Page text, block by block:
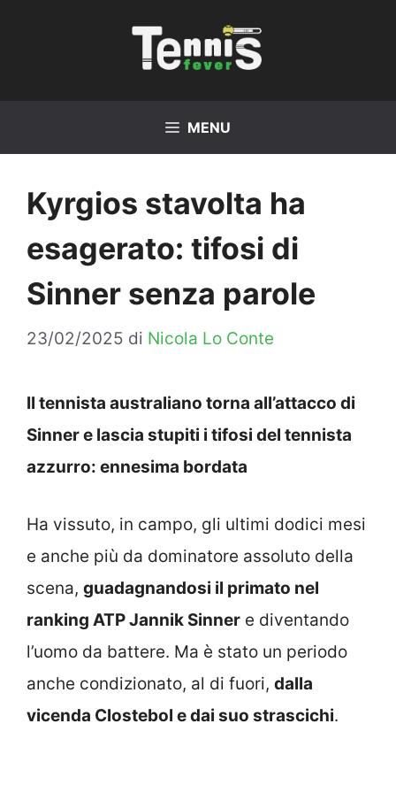
MENU
Kyrgios stavolta ha
esagerato: tifosi di
Sinner senza parole
23/02/2025 di Nicola Lo Conte
Il tennista australiano torna all’attacco di
Sinner e lascia stupiti i tifosi del tennista
azzurro: ennesima bordata
Ha vissuto, in campo, gli ultimi dodici mesi
e anche più da dominatore assoluto della
scena, guadagnandosi il primato nel
ranking ATP Jannik Sinner e diventando
l’uomo da battere. Ma è stato un periodo
anche condizionato, al di fuori, dalla
vicenda Clostebol e dai suo strascichi.